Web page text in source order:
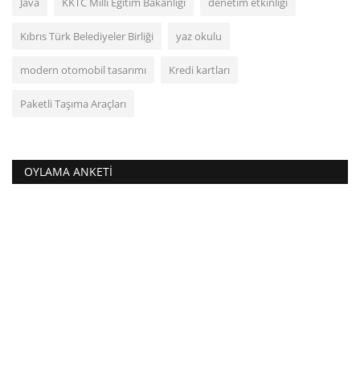
Kıbrıs Türk Belediyeler Birliği yaz okulu
modern otomobil tasarımı Kredi kartları
Paketli Taşıma Araçları
OYLAMA ANKETI